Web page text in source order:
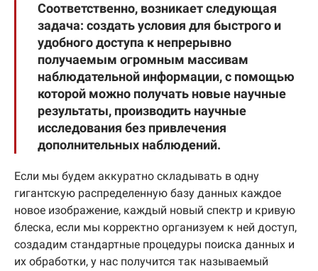
Соответственно, возникает следующая
задача: создать условия для быстрого и
удобного доступа к непрерывно
получаемым огромным массивам
наблюдательной информации, с помощью
которой можно получать новые научные
результаты, производить научные
исследования без привлечения
дополнительных наблюдений.
Если мы будем аккуратно складывать в одну
гигантскую распределенную базу данных каждое
новое изображение, каждый новый спектр и кривую
блеска, если мы корректно организуем к ней доступ,
создадим стандартные процедуры поиска данных и
их обработки, у нас получится так называемый